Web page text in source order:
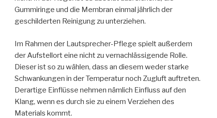
Gummiringe und die Membran einmal jährlich der
geschilderten Reinigung zu unterziehen.
Im Rahmen der Lautsprecher-Pflege spielt außerdem
der Aufstellort eine nicht zu vernachlässigende Rolle.
Dieser ist so zu wählen, dass an diesem weder starke
Schwankungen in der Temperatur noch Zugluft auftreten.
Derartige Einflüsse nehmen nämlich Einfluss auf den
Klang, wenn es durch sie zu einem Verziehen des
Materials kommt.